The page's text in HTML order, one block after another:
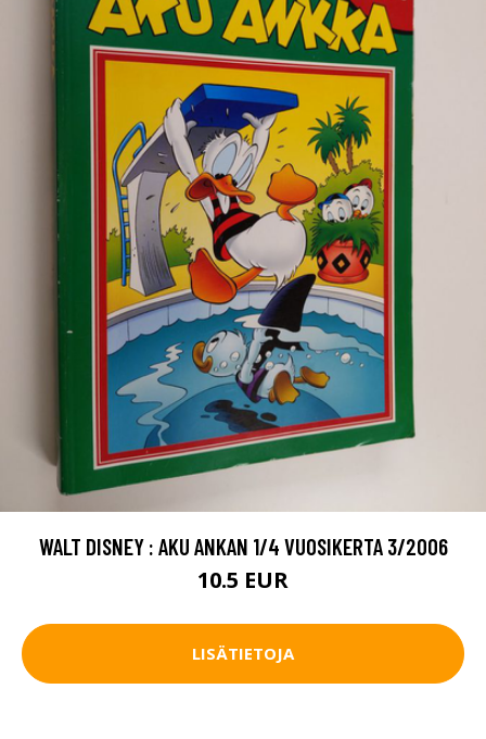
WALT DISNEY : AKU ANKAN 1/4 VUOSIKERTA 3/2006
10.5 EUR
LISÄTIETOJA